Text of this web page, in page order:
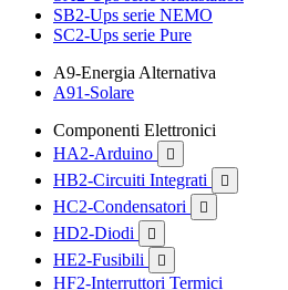
SB2-Ups serie NEMO
SC2-Ups serie Pure
A9-Energia Alternativa
A91-Solare
Componenti Elettronici
HA2-Arduino

HB2-Circuiti Integrati 
HC2-Condensatori 
HD2-Diodi 
HE2-Fusibili 
HF2-Interruttori Termici